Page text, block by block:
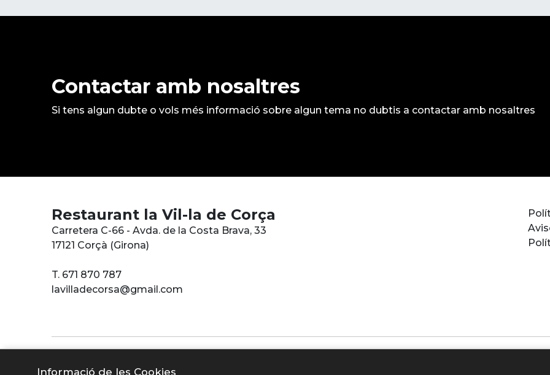
Contactar amb nosaltres
Si tens algun dubte o vols més informació sobre algun tema no dubtis a contactar amb nosaltres
Restaurant la Vil-la de Corça
Carretera C-66 - Avda. de la Costa Brava, 33
17121 Corçà (Girona)
T. 671 870 787
lavilladecorsa@gmail.com
Financiado por la Unión Europea -
Informació de les Cookies